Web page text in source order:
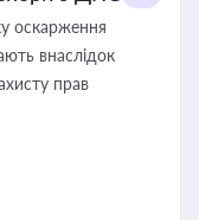
оскарження
внаслідок
прав